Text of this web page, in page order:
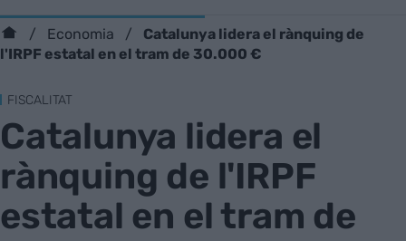
Economia
Catalunya lidera el rànquing de
l'IRPF estatal en el tram de 30.000 €
FISCALITAT
Catalunya lidera el
rànquing de l'IRPF
estatal en el tram de